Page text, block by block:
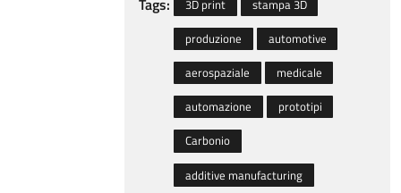
3D print
stampa 3D
produzione
automotive
aerospaziale
medicale
automazione
prototipi
Carbonio
additive manufacturing